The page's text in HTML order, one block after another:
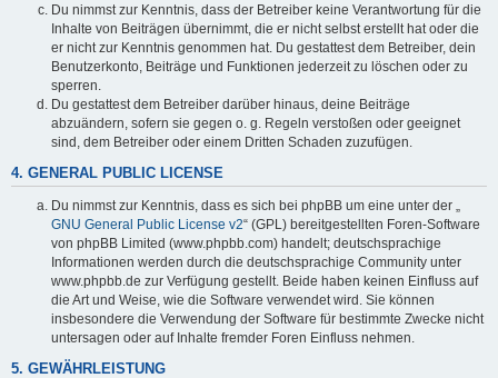
Du nimmst zur Kenntnis, dass der Betreiber keine Verantwortung für die
Inhalte von Beiträgen übernimmt, die er nicht selbst erstellt hat oder die
er nicht zur Kenntnis genommen hat. Du gestattest dem Betreiber, dein
Benutzerkonto, Beiträge und Funktionen jederzeit zu löschen oder zu
sperren.
Du gestattest dem Betreiber darüber hinaus, deine Beiträge
abzuändern, sofern sie gegen o. g. Regeln verstoßen oder geeignet
sind, dem Betreiber oder einem Dritten Schaden zuzufügen.
4. GENERAL PUBLIC LICENSE
Du nimmst zur Kenntnis, dass es sich bei phpBB um eine unter der „
GNU General Public License v2“ (GPL) bereitgestellten Foren-Software
von phpBB Limited (www.phpbb.com) handelt; deutschsprachige
Informationen werden durch die deutschsprachige Community unter
www.phpbb.de zur Verfügung gestellt. Beide haben keinen Einfluss auf
die Art und Weise, wie die Software verwendet wird. Sie können
insbesondere die Verwendung der Software für bestimmte Zwecke nicht
untersagen oder auf Inhalte fremder Foren Einfluss nehmen.
5. GEWÄHRLEISTUNG